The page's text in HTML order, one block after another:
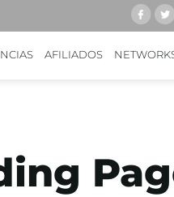
AFILIADOS